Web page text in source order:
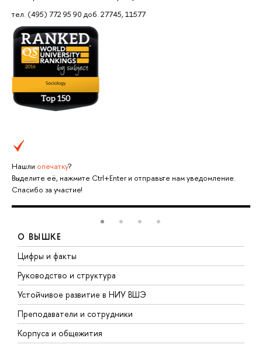
тел. (495) 772 95 90 доб. 27745, 11577
Нашли опечатку?
Выделите её, нажмите Ctrl+Enter и отправьте нам уведомление.
Спасибо за участие!
О ВЫШКЕ
Цифры и факты
Руководство и структура
Устойчивое развитие в НИУ ВШЭ
Преподаватели и сотрудники
Корпуса и общежития